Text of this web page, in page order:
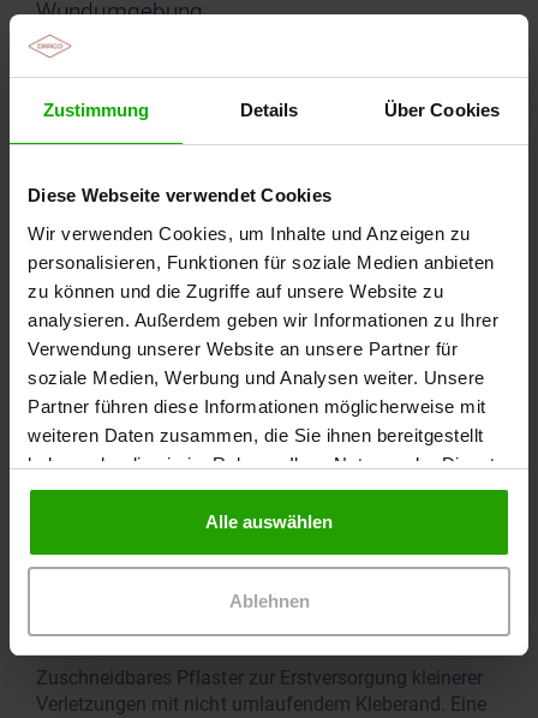
Zustimmung Details Über Cookies
Diese Webseite verwendet Cookies
Wir verwenden Cookies, um Inhalte und Anzeigen zu
personalisieren, Funktionen für soziale Medien anbieten
zu können und die Zugriffe auf unsere Website zu
analysieren. Außerdem geben wir Informationen zu Ihrer
Verwendung unserer Website an unsere Partner für
soziale Medien, Werbung und Analysen weiter. Unsere
Partner führen diese Informationen möglicherweise mit
weiteren Daten zusammen, die Sie ihnen bereitgestellt
haben oder die sie im Rahmen Ihrer Nutzung der Dienste
gesammelt haben.
Alle auswählen
Ablehnen
Wundumgebung
intakt
Wundheilungsphase
Kleber
hautfreundlicher Polyacrylatkleber
Material
elastisches Viskose/Polyamid Gewebe
Details
DracoPlast classic ist ein atmungsaktives, elastisches
und wasserabweisendes Pflaster mit textiler
Behandlung von akuten Wunden, Schnittwunden und
Schürfwunden. Das Wundkissen verklebt nicht mit der
Zuschneidbares Pflaster zur Erstversorgung kleinerer
Verletzungen mit nicht umlaufendem Kleberand. Eine